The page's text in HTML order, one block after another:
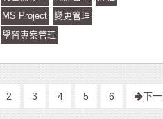
MS Project
變更管理
學習專案管理
2 3 4 5 6 下